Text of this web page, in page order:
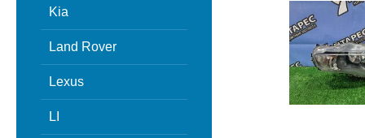
Kia
Land Rover
Lexus
LI